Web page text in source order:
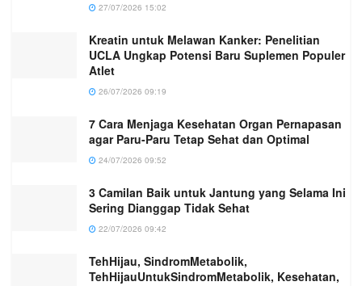
27/07/2026 15:02
Kreatin untuk Melawan Kanker: Penelitian
UCLA Ungkap Potensi Baru Suplemen Populer
Atlet
26/07/2026 09:19
7 Cara Menjaga Kesehatan Organ Pernapasan
agar Paru-Paru Tetap Sehat dan Optimal
24/07/2026 09:52
3 Camilan Baik untuk Jantung yang Selama Ini
Sering Dianggap Tidak Sehat
22/07/2026 09:42
TehHijau, SindromMetabolik,
TehHijauUntukSindromMetabolik, Kesehatan,